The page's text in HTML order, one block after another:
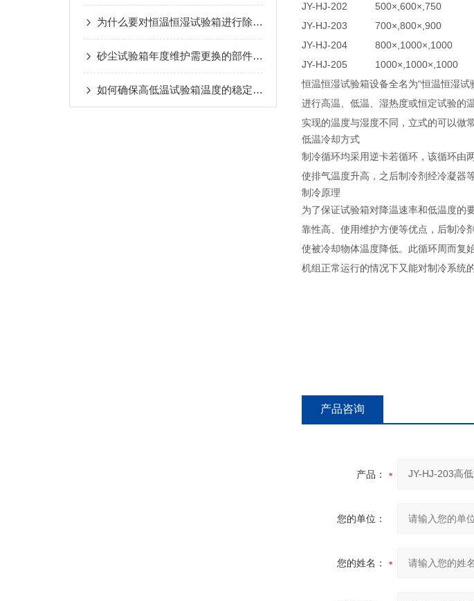
为什么要对恒温恒湿试验箱进行除霜？
砂尘试验箱年度维护需更换的部件及判断依据
如何确保高低温试验箱温度的稳定性？
JY-HJ-202
500×,600×,750
JY-HJ-203
700×,800×,900
JY-HJ-204
800×,1000×,1000
JY-HJ-205
1000×,1000×,1000
恒温恒湿试验箱设备全名为“恒温恒湿
进行高温、低温、湿热度或恒定试验的
实现的温度与湿度不同，立式的可以做
低温冷却方式
制冷循环均采用逆卡若循环，该循环由
使排气温度升高，之后制冷剂经冷凝器
制冷原理
为了保证试验箱对降温速率和低温度的
靠性高、使用维护方便等优点，后制冷
使被冷却物体温度降低。此循环周而复
机组正常运行的情况下又能对制冷系统
产品咨询
产品：
您的单位：
您的姓名：